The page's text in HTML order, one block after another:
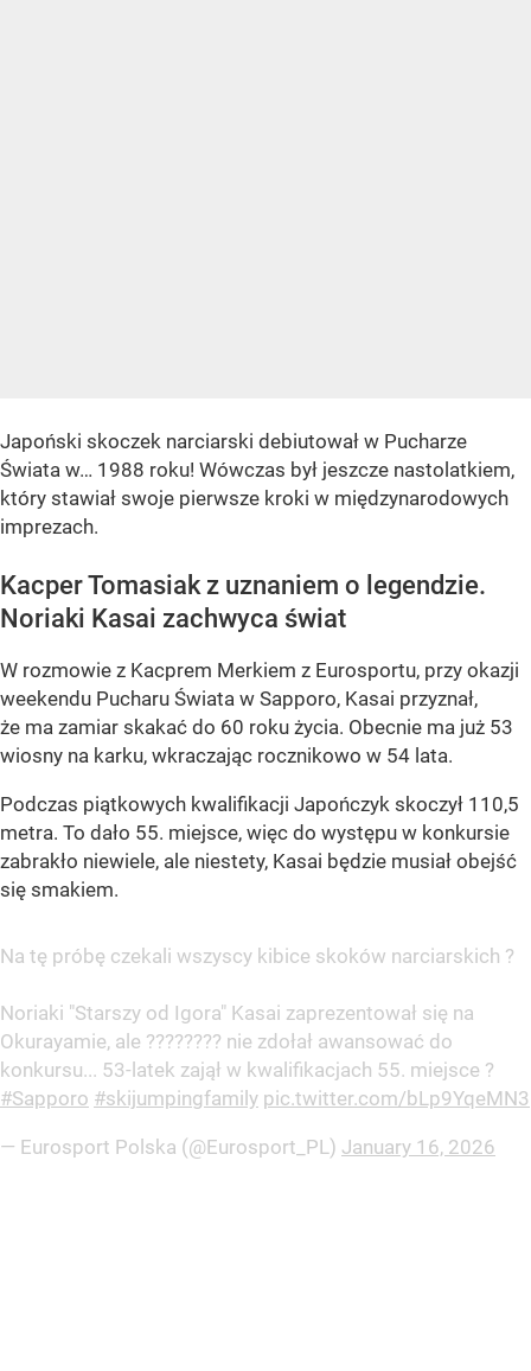
Japoński skoczek narciarski debiutował w Pucharze
Świata w… 1988 roku! Wówczas był jeszcze nastolatkiem,
który stawiał swoje pierwsze kroki w międzynarodowych
imprezach.
Kacper Tomasiak z uznaniem o legendzie.
Noriaki Kasai zachwyca świat
W rozmowie z Kacprem Merkiem z Eurosportu, przy okazji
weekendu Pucharu Świata w Sapporo, Kasai przyznał,
że ma zamiar skakać do 60 roku życia. Obecnie ma już 53
wiosny na karku, wkraczając rocznikowo w 54 lata.
Podczas piątkowych kwalifikacji Japończyk skoczył 110,5
metra. To dało 55. miejsce, więc do występu w konkursie
zabrakło niewiele, ale niestety, Kasai będzie musiał obejść
się smakiem.
Na tę próbę czekali wszyscy kibice skoków narciarskich ?
Noriaki "Starszy od Igora" Kasai zaprezentował się na
Okurayamie, ale ???????? nie zdołał awansować do
konkursu... 53-latek zajął w kwalifikacjach 55. miejsce ?
#Sapporo #skijumpingfamily pic.twitter.com/bLp9YqeMN3
— Eurosport Polska (@Eurosport_PL) January 16, 2026